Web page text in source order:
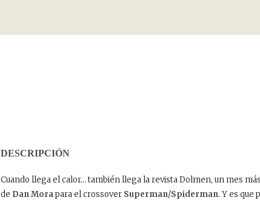
DESCRIPCIÓN
Cuando llega el calor… también llega la revista Dolmen, un mes
de Dan Morapara el crossover Superman/Spiderman. Y es que